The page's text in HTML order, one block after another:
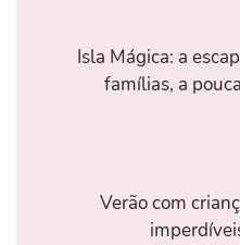
Isla Mágica: a
famílias, a
Verão com